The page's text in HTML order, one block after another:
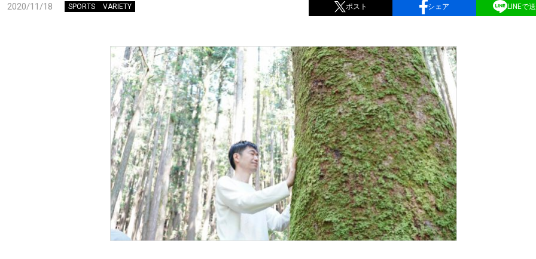
2020/11/18 SPORTS VARIETY ポスト シェア LINEで